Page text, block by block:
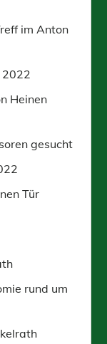
im Anton
2022
Heinen
gesucht
Tür
rund um